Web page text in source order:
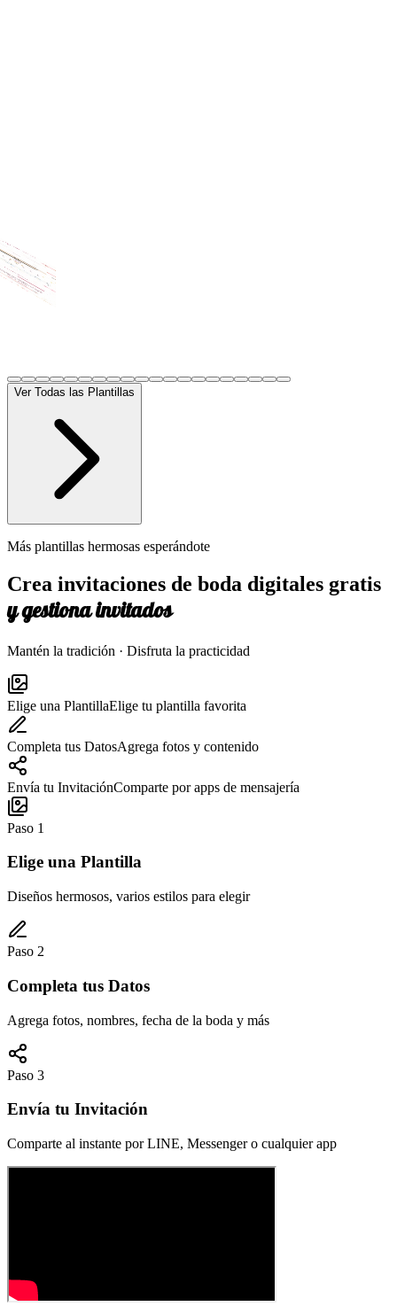
Ver Todas las Plantillas
Más plantillas hermosas esperándote
Crea invitaciones de boda digitales gratis
y gestiona invitados
Mantén la tradición · Disfruta la practicidad
Elige una PlantillaElige tu plantilla favorita
Completa tus DatosAgrega fotos y contenido
Envía tu InvitaciónComparte por apps de mensajería
Paso 1
Elige una Plantilla
Diseños hermosos, varios estilos para elegir
Paso 2
Completa tus Datos
Agrega fotos, nombres, fecha de la boda y más
Paso 3
Envía tu Invitación
Comparte al instante por LINE, Messenger o cualquier app